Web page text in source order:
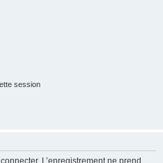
session
L’enregistrement ne prend